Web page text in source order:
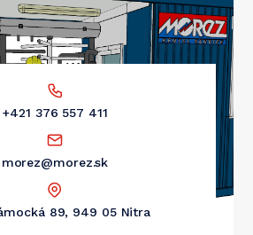
+421 376 557 411
morez@morez.sk
89, 949 05 Nitra